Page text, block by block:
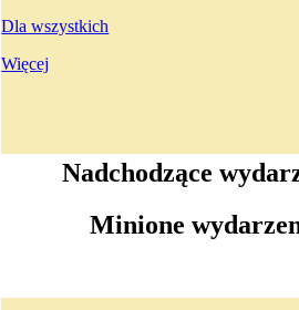
Dla wszystkich
Więcej
Nadchodzące
Minione